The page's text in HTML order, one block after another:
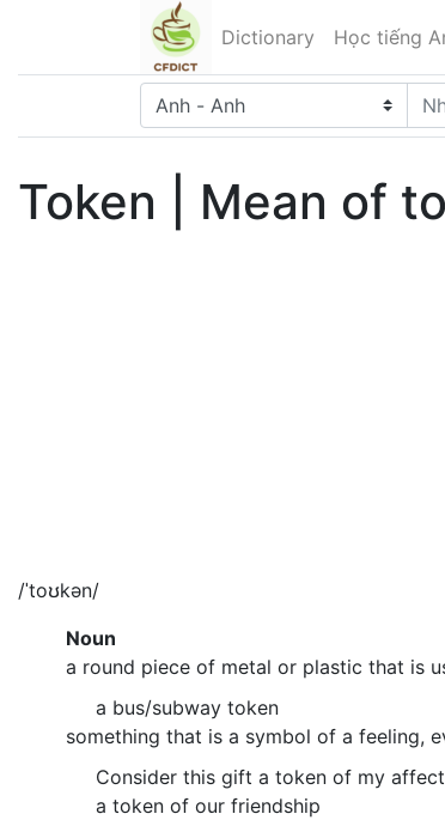
Dictionary Học tiếng
Token | Mean of
/ˈtoʊkən/
Noun
a round piece of metal or plastic that is
a bus/subway token
something that is a symbol of a feeling,
Consider this gift a token of my
a token of our friendship